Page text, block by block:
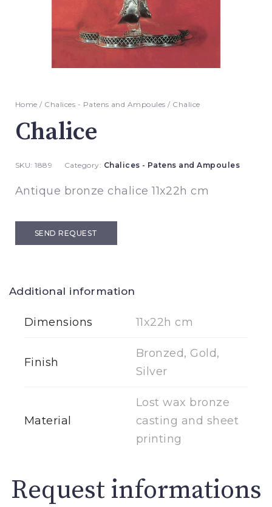
Home / Chalices - Patens and Ampoules / Chalice
Chalice
SKU:1889 Category: Chalices - Patens and Ampoules
Antique bronze chalice 11x22h cm
SEND REQUEST
Additional information
Dimensions 11x22h cm
Finish
Bronzed, Gold,
Silver
Material
Lost wax bronze
casting and sheet
printing
Request informations